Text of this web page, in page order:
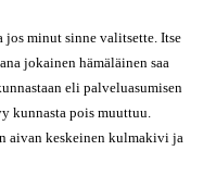
jos minut sinne valitsette. Itse
jokainen hämäläinen saa
eli palveluasumisen
kunnasta pois muuttuu.
aivan keskeinen kulmakivi ja